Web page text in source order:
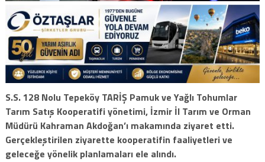
S.S. 128 Nolu Tepeköy TARİŞ Pamuk ve Yağlı Tohumlar
Tarım Satış Kooperatifi yönetimi, İzmir İl Tarım ve Orman
Müdürü Kahraman Akdoğan’ı makamında ziyaret etti.
Gerçekleştirilen ziyarette kooperatifin faaliyetleri ve
geleceğe yönelik planlamaları ele alındı.